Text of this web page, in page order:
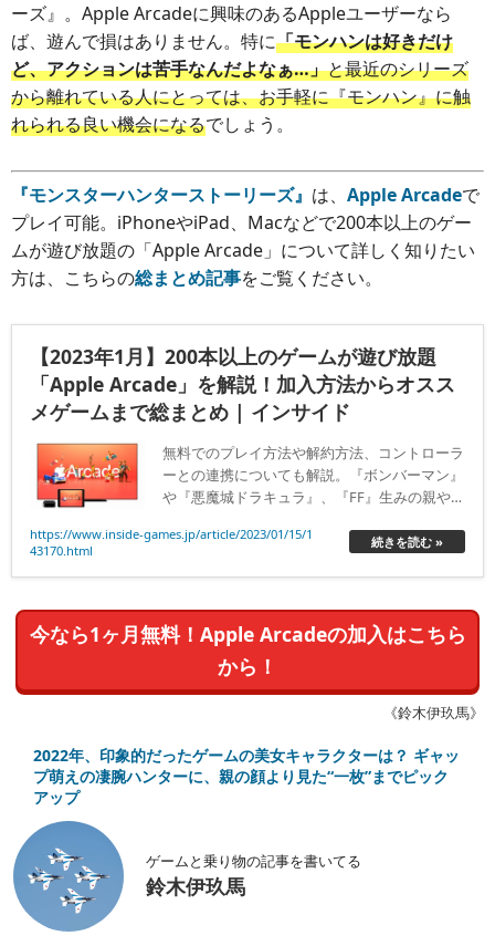
ーズ』。Apple Arcadeに興味のあるAppleユーザーなら
ば、遊んで損はありません。特に「モンハンは好きだけ
ど、アクションは苦手なんだよなぁ…」と最近のシリーズ
から離れている人にとっては、お手軽に『モンハン』に触
れられる良い機会になるでしょう。
『モンスターハンターストーリーズ』 は、 Apple Arcadeで
プレイ可能。iPhoneやiPad、Macなどで200本以上のゲー
ムが遊び放題の「Apple Arcade」について詳しく知りたい
方は、こちらの総まとめ記事をご覧ください。
【2023年1月】200本以上のゲームが遊び放題
「Apple Arcade」を解説！加入方法からオスス
メゲームまで総まとめ | インサイド
無料でのプレイ方法や解約方法、コントローラ
ーとの連携についても解説。『ボンバーマン』
や『悪魔城ドラキュラ』、『FF』生みの親やプ
https://www.inside-games.jp/article/2023/01/15/1
43170.html
続きを読む »
今なら1ヶ月無料！Apple Arcadeの加入はこちら
から！
《鈴木伊玖馬》
2022年、印象的だったゲームの美女キャラクターは？ ギャッ
プ萌えの凄腕ハンターに、親の顔より見た“一枚”までピック
アップ
ゲームと乗り物の記事を書いてる
鈴木伊玖馬